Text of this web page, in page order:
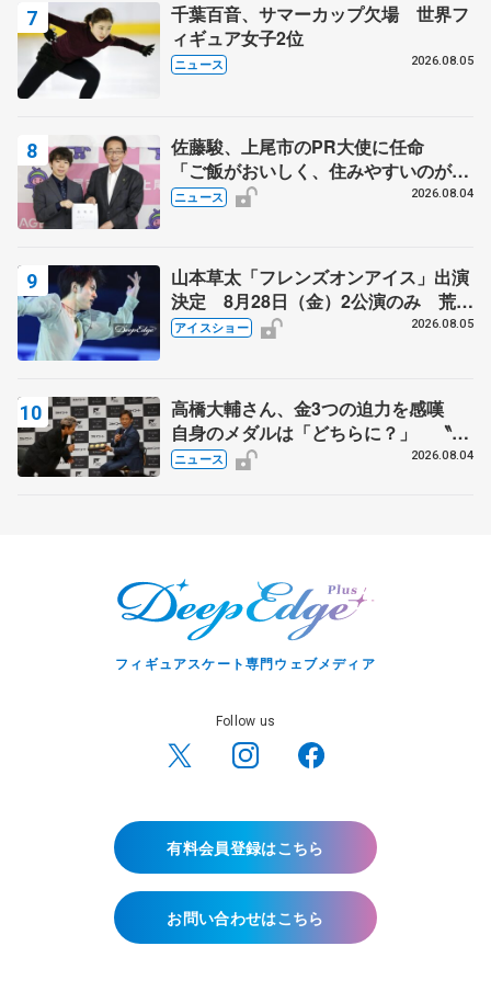
千葉百音、サマーカップ欠場 世界フ
ィギュア女子2位
ニュース 2026.08.05
佐藤駿、上尾市のPR大使に任命
「ご飯がおいしく、住みやすいのが魅
力」
ニュース 2026.08.04
山本草太「フレンズオンアイス」出演
決定 8月28日（金）2公演のみ 荒川
静香さんプロデュース、20周年のアイ
アイスショー 2026.08.05
高橋大輔さん、金3つの迫力を感嘆
自身のメダルは「どちらに？」 〝リ
ス兄弟〟オリンピック3連覇の野村忠
ニュース 2026.08.04
フィギュアスケート専門ウェブメディア
Follow us
有料会員登録はこちら
お問い合わせはこちら